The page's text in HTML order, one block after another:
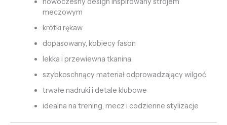
meczowym
krótki rękaw
dopasowany, kobiecy fason
lekka i przewiewna tkanina
szybkoschnący materiał odprowadzający wilgoć
trwałe nadruki i detale klubowe
idealna na trening, mecz i codzienne stylizacje